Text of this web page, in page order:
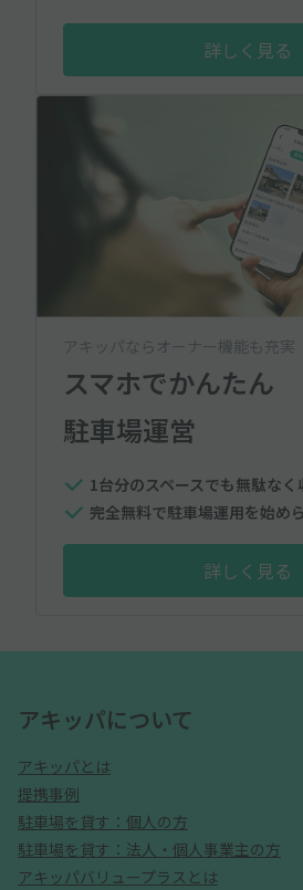
詳しく見る
アキッパならオーナー機能も充実
スマホでかんたん
駐車場運営
1台分のスペースでも無駄なく
完全無料で駐車場運用を始め
詳しく見る
アキッパについて
アキッパとは
提携事例
駐車場を貸す：個人の方
駐車場を貸す：法人・個人事業主の方
アキッパバリュープラスとは